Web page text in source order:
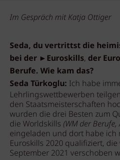
Im Gespräch mit Katja Ottiger
Seda, du vertrittst die
bei der ►Euroskills, der
Berufe. Wie kam das?
Seda Türkoglu: Ich habe
Lehrlingswettbewerben
den Staatsmeisterschaften
wurden die drei Besten zum
die Worldskills (WM der Berufe,
eingeladen und dort habe
Euroskills 2020 qualifiziert,
September 2021 verschoben